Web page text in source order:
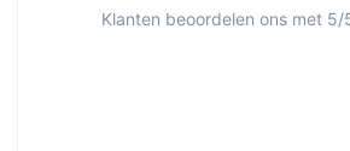
Klanten beoordelen ons met 5/